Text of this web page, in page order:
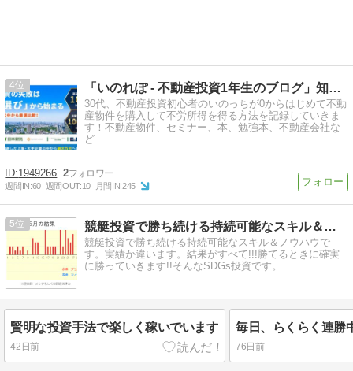
4 「いのれぽ - 不動産投資1年生のブログ」知識0の初心者の…
30代、不動産投資初心者のいのっちが0からはじめて不動
産物件を購入して不労所得を得る方法を記録していきま
す！不動産物件、セミナー、本、勉強本、不動産会社な
ど
1949266 2
週間IN:60 週間OUT:10 月間IN:245
5 競艇投資で勝ち続ける持続可能なスキル＆ノウハウ
競艇投資で勝ち続ける持続可能なスキル＆ノウハウで
す。実績か違います。結果がすべて!!!勝てるときに確実
に勝っていきます!!そんなSDGs投資です。
賢明な投資手法で楽しく稼いでいます
42日前 76日前